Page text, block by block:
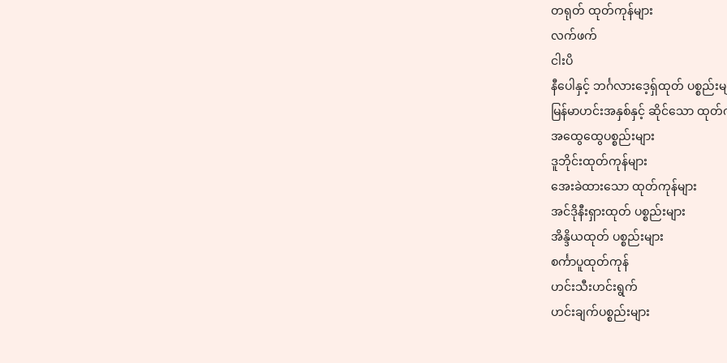
တရုတ် ထုတ်ကုန်များ
လက်ဖက်
ငါးပိ
နီပေါနှင့် ဘင်္ဂလားဒေ့ရှ်ထုတ် ပစ္စည်းမျ
မြန်မာဟင်းအနှစ်နှင့် ဆိုင်သော ထုတ်ကု
အထွေထွေပစ္စည်းများ
ဒူဘိုင်းထုတ်ကုန်များ
အေးခဲထားသော ထုတ်ကုန်များ
အင်ဒိုနီးရှားထုတ် ပစ္စည်းများ
အိန္ဒိယထုတ် ပစ္စည်းများ
စင်္ကာပူထုတ်ကုန်
ဟင်းသီးဟင်းရွက်
ဟင်းချက်ပစ္စည်းများ